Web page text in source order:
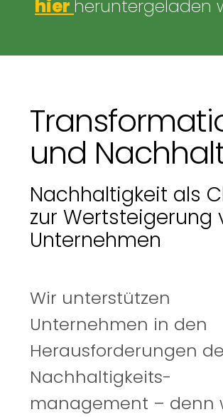
hier heruntergeladen
und
Nachhaltigkeit als
zur Wertsteigerung
Unternehmen
Wir unterstützen
Unternehmen in den
Herausforderungen
Nachhaltigkeits-
management – denn